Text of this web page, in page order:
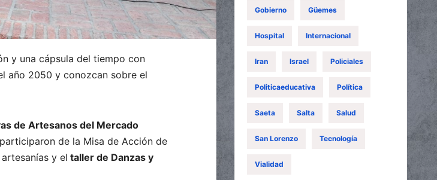
y una cápsula del tiempo con
año 2050 y conozcan sobre el
de Artesanos del Mercado
de la Misa de Acción de
y el taller de Danzas y
Gobierno Güemes
Hospital Internacional
Iran Israel Policiales
Politicaeducativa Política
Saeta Salta Salud
San Lorenzo Tecnología
Vialidad